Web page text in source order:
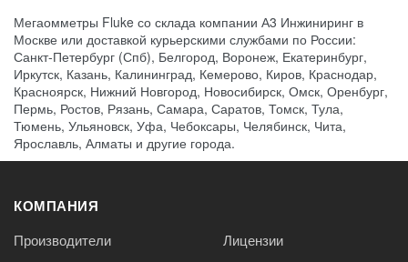
Мегаомметры Fluke со склада компании А3 Инжиниринг в
Москве или доставкой курьерскими службами по России:
Санкт-Петербург (Спб), Белгород, Воронеж, Екатеринбург,
Иркутск, Казань, Калининград, Кемерово, Киров, Краснодар,
Красноярск, Нижний Новгород, Новосибирск, Омск, Оренбург,
Пермь, Ростов, Рязань, Самара, Саратов, Томск, Тула,
Тюмень, Ульяновск, Уфа, Чебоксары, Челябинск, Чита,
Ярославль, Алматы и другие города.
КОМПАНИЯ
Производители Лицензии